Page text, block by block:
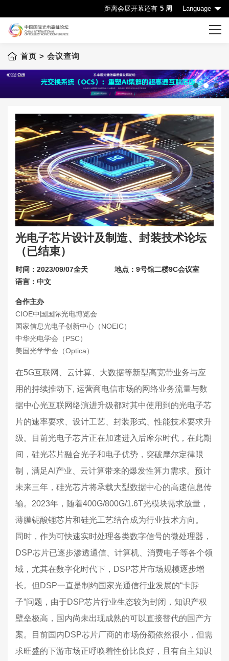
距离会展开幕还有 5 周 Language
首页
CIOE首页
会议查询
赞助机会
申请成为演讲嘉宾
下载中心
联系我们
关于展会
首页 > 会议查询
光电子芯片设计及制造、封装技术论坛
（已结束）
时间：2023/09/07全天
地点：9号馆二楼9C会议室
语言：中文
合作主办
CIOE中国国际光电博览会
国家信息光电子创新中心（NOEIC）
中华光电学会（PSC）
美国光学学会（Optica）
在5G互联网、云计算、大数据等新型高宽带业务与应
用的持续推动下, 运营商电信市场的网络业务流量与数
据中心光互联网络演进升级都对其中使用到的光电子芯
片的速率要求、设计工艺、封装形式、性能技术要求升
级。目前光电子芯片正在加速进入后摩尔时代，在此期
间，硅光芯片融合光子和电子优势，突破摩尔定律限
制，满足AI产业、云计算带来的爆发性算力需求。预计
未来三年，硅光芯片将承载大型数据中心的高速信息传
输。2023年，随着400G/800G/1.6T光模块需求放量，
薄膜铌酸锂芯片和硅光工艺结合成为行业技术方向。
同时，作为可快速实时处理各类数字信号的微处理器，
DSP芯片已逐步渗透通信、计算机、消费电子等各个领
域，尤其在数字化时代下，DSP芯片市场规模逐步增
长。但DSP一直是制约国家光通信行业发展的“卡脖
子”问题，由于DSP芯片行业生态较为封闭，知识产权
壁垒极高，国内尚未出现成熟的可以直接替代的国产方
案。目前国内DSP芯片厂商的市场份额依然很小，但需
求旺盛的下游市场正呼唤着性价比良好，且有自主知识